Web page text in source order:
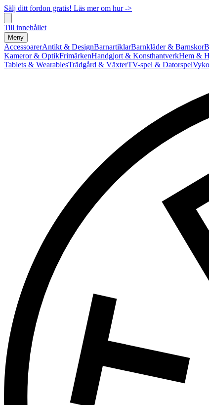
Sälj ditt fordon gratis! Läs mer om hur ->
Till innehållet
Meny
AccessoarerAntikt & DesignBarnartiklarBarnkläder & Barnskor
Kameror & OptikFrimärkenHandgjort & KonsthantverkHem &
Tablets & WearablesTrädgård & VäxterTV-spel & Datorspel